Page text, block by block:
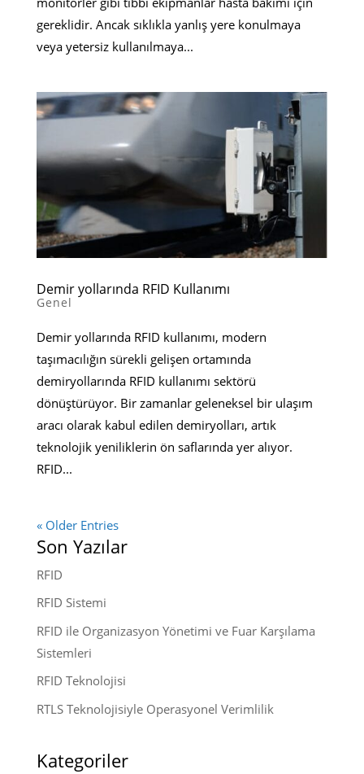
gereklidir. Ancak sıklıkla yanlış yere konulmaya
veya yetersiz kullanılmaya...
Demir yollarında RFID Kullanımı
Genel
Demir yollarında RFID kullanımı, modern
taşımacılığın sürekli gelişen ortamında
demiryollarında RFID kullanımı sektörü
dönüştürüyor. Bir zamanlar geleneksel bir ulaşım
aracı olarak kabul edilen demiryolları, artık
teknolojik yeniliklerin ön saflarında yer alıyor.
RFID...
« Older Entries
Son Yazılar
RFID
RFID Sistemi
RFID ile Organizasyon Yönetimi ve Fuar Karşılama
Sistemleri
RFID Teknolojisi
RTLS Teknolojisiyle Operasyonel Verimlilik
Kategoriler